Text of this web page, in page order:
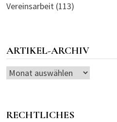
Vereinsarbeit(113)
ARTIKEL-ARCHIV
Artikel-
RECHTLICHES